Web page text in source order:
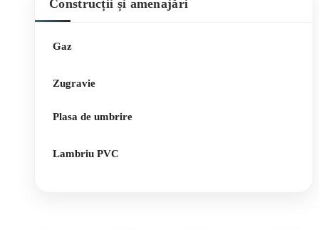
Construcții și amenajări
Gaz
Zugravie
Plasa de umbrire
Lambriu PVC